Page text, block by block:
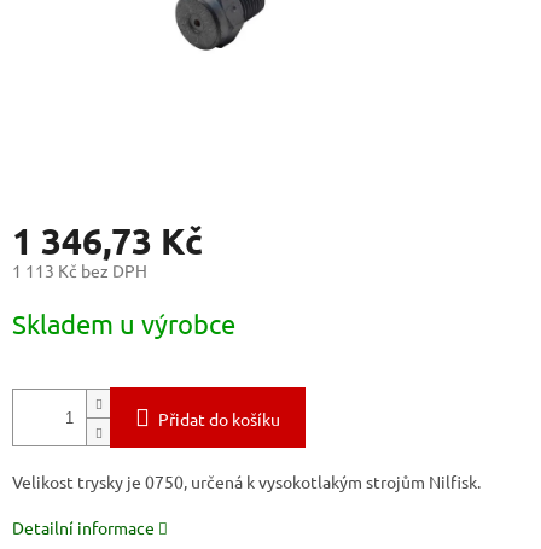
1 346,73 Kč
1 113 Kč bez DPH
cena:
Skladem u výrobce
Přidat do košíku
Velikost trysky je 0750, určená k vysokotlakým strojům Nilfisk.
Detailní informace